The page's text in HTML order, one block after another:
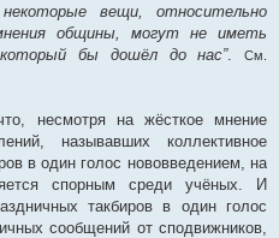
вещи, относительно
общины, могут не иметь
который бы дошёл до нас”.
См.
несмотря на жёсткое мнение
называвших коллективное
в один голос нововведением, на
спорным среди учёных. И
такбиров в один голос
сообщений от сподвижников,